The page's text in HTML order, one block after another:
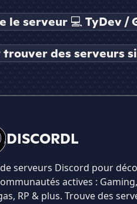
le serveur 💻 TyDev
des serveurs
DISCORDL
serveurs Discord pour
actives : Gaming,
RP & plus. Trouve des